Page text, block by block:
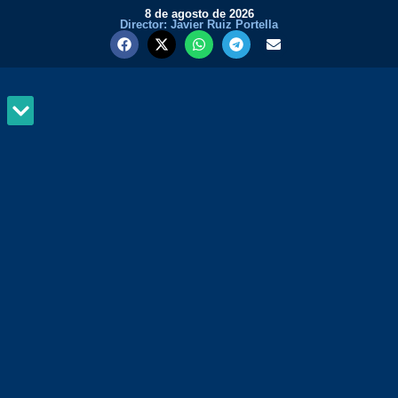
8 de agosto de 2026
Director: Javier Ruiz Portella